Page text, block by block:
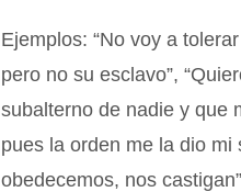
Ejemplos: “No voy a
pero no su esclavo”,
subalterno de nadie y que
pues la orden me la dio
obedecemos, nos